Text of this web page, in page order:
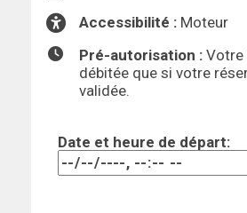
Accessibilité : Moteur
Pré-autorisation : Votre
débitée que si votre
validée.
Date et heure de départ: